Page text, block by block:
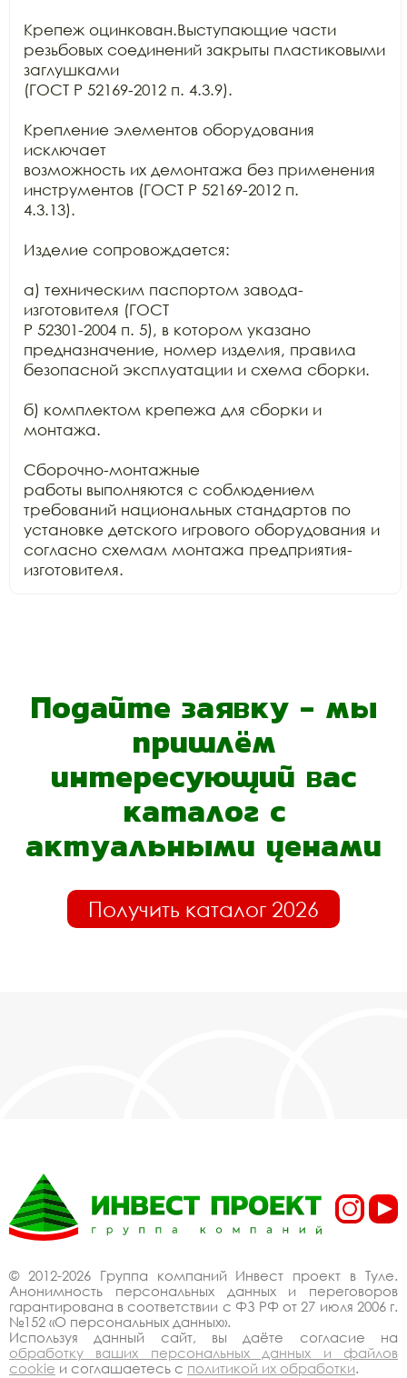
Крепеж оцинкован.Выступающие части
резьбовых соединений закрыты пластиковыми
заглушками
(ГОСТ Р 52169-2012 п. 4.3.9).
Крепление элементов оборудования
исключает
возможность их демонтажа без применения
инструментов (ГОСТ Р 52169-2012 п.
4.3.13).
Изделие сопровождается:
а) техническим паспортом завода-
изготовителя (ГОСТ
Р 52301-2004 п. 5), в котором указано
предназначение, номер изделия, правила
безопасной эксплуатации и схема сборки.
б) комплектом крепежа для сборки и
монтажа.
Сборочно-монтажные
работы выполняются с соблюдением
требований национальных стандартов по
установке детского игрового оборудования и
согласно схемам монтажа предприятия-
изготовителя.
Подайте заявку - мы
пришлём
интересующий вас
каталог с
актуальными ценами
Получить каталог 2026
© 2012-2026 Группа компаний Инвест проект в Туле.
Анонимность персональных данных и переговоров
гарантирована в соответствии с ФЗ РФ от 27 июля 2006 г.
№152 «О персональных данных».
Используя данный сайт, вы даёте согласие на
обработку ваших персональных данных и файлов
cookie и соглашаетесь с политикой их обработки.